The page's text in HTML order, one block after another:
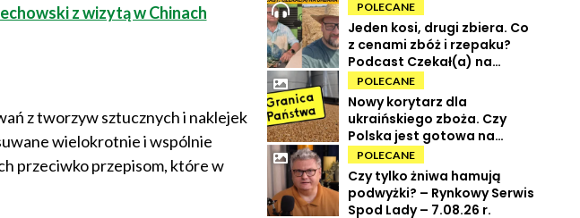
z wizytą w Chinach
z tworzyw sztucznych i naklejek
wielokrotnie i wspólnie
przeciwko przepisom, które w
POLECANE
Jeden kosi, drugi zbiera. Co
z cenami zbóż i rzepaku?
Podcast Czekał(a) na
Urbana odc. 73
POLECANE
Nowy korytarz dla
ukraińskiego zboża. Czy
Polska jest gotowa na
powrót tranzytu?
POLECANE
Czy tylko żniwa hamują
podwyżki? – Rynkowy Serwis
Spod Lady – 7.08.26 r.